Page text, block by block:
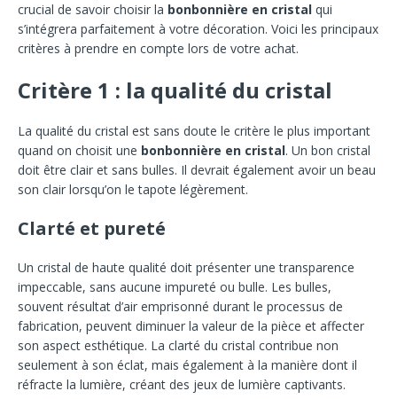
crucial de savoir choisir la bonbonnière en cristal qui
s’intégrera parfaitement à votre décoration. Voici les principaux
critères à prendre en compte lors de votre achat.
Critère 1 : la qualité du cristal
La qualité du cristal est sans doute le critère le plus important
quand on choisit une bonbonnière en cristal. Un bon cristal
doit être clair et sans bulles. Il devrait également avoir un beau
son clair lorsqu’on le tapote légèrement.
Clarté et pureté
Un cristal de haute qualité doit présenter une transparence
impeccable, sans aucune impureté ou bulle. Les bulles,
souvent résultat d’air emprisonné durant le processus de
fabrication, peuvent diminuer la valeur de la pièce et affecter
son aspect esthétique. La clarté du cristal contribue non
seulement à son éclat, mais également à la manière dont il
réfracte la lumière, créant des jeux de lumière captivants.